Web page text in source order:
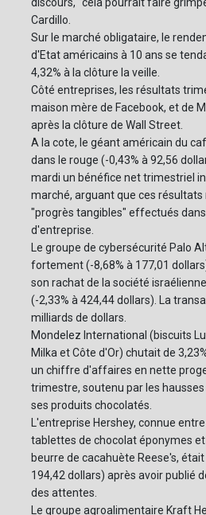
discours, "cela pourrait faire
Cardillo.
Sur le marché obligataire, le
d'Etat américains à 10 ans se
4,32% à la clôture la veille.
Côté entreprises, les résultats
maison mère de Facebook, et de
après la clôture de Wall Street.
A la cote, le géant américain du
dans le rouge (-0,43% à 92,56
mardi un bénéfice net trimestriel
marché, arguant que ces
"progrès tangibles" effectués
d'entreprise.
Le groupe de cybersécurité Palo
fortement (-8,68% à 177,01
son rachat de la société
(-2,33% à 424,44 dollars). La
milliards de dollars.
Mondelez International (biscuits
Milka et Côte d'Or) chutait de
un chiffre d'affaires en nette
trimestre, soutenu par les
ses produits chocolatés.
L'entreprise Hershey, connue
tablettes de chocolat éponymes
beurre de cacahuète Reese's,
194,42 dollars) après avoir publié
des attentes.
Le groupe agroalimentaire Kraft